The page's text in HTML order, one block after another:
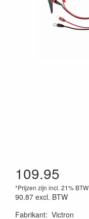
109.95
*Prijzen zijn incl. 21% BTW
90.87 excl. BTW
Fabrikant: Victron